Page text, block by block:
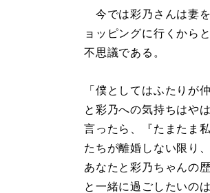
今では彩乃さんは妻
ョッピングに行くから
不思議である。
「僕としてはふたり
と彩乃への気持ちはや
言ったら、『たまたま
たちが離婚しない限り
あなたと彩乃ちゃんの
と一緒に過ごしたいの